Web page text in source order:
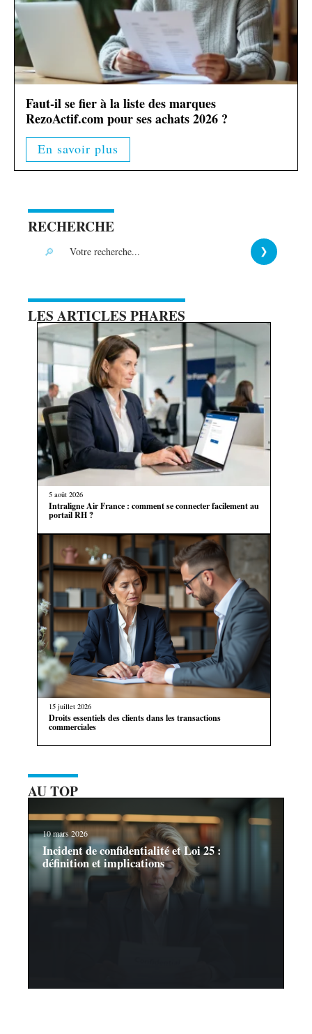
Faut-il se fier à la liste des marques
RezoActif.com pour ses achats 2026 ?
En savoir plus
RECHERCHE
LES ARTICLES PHARES
5 août 2026
Intraligne Air France : comment se connecter facilement au
portail RH ?
15 juillet 2026
Droits essentiels des clients dans les transactions
commerciales
AU TOP
10 mars 2026
Incident de confidentialité et Loi 25 :
définition et implications